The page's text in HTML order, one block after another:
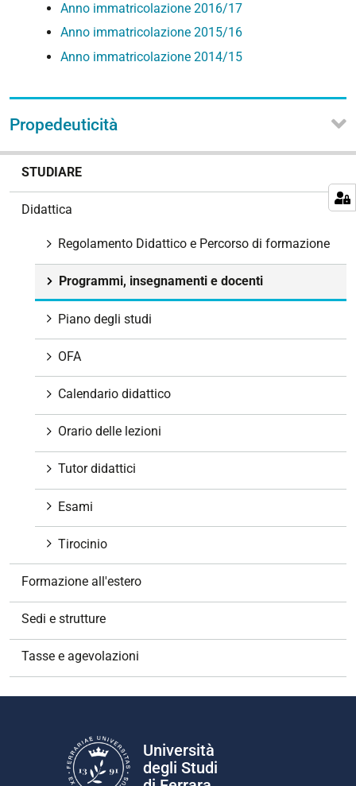
Anno immatricolazione 2016/17
Anno immatricolazione 2015/16
Anno immatricolazione 2014/15
Propedeuticità
STUDIARE
Didattica
Regolamento Didattico e Percorso di formazione
Programmi, insegnamenti e docenti
Piano degli studi
OFA
Calendario didattico
Orario delle lezioni
Tutor didattici
Esami
Tirocinio
Formazione all'estero
Sedi e strutture
Tasse e agevolazioni
Università
degli Studi